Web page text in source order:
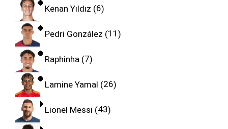
Kenan Yıldız 6
Pedri González 11
Raphinha 7
Lamine Yamal 26
Lionel Messi 43